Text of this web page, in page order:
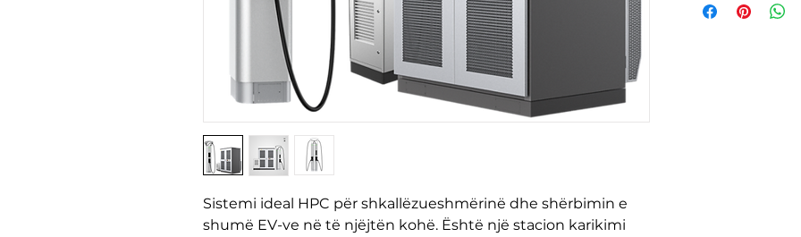
Sistemi ideal HPC për shkallëzueshmërinë dhe shërbimin e
shumë EV-ve në të njëjtën kohë. Është një stacion karikimi
lëngshme.